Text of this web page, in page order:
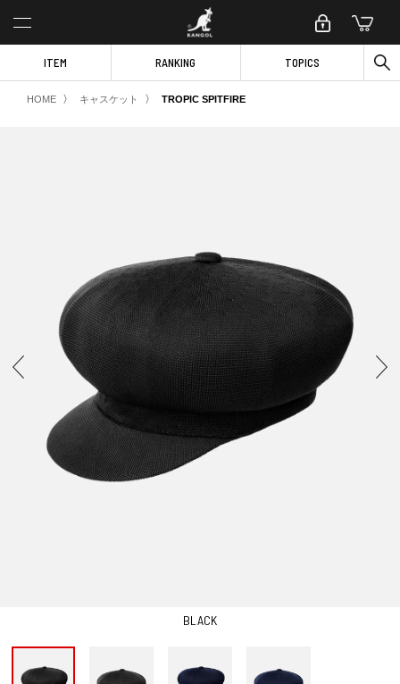
ITEM RANKING TOPICS
HOME 〉 キャスケット 〉 TROPIC SPITFIRE
BLACK